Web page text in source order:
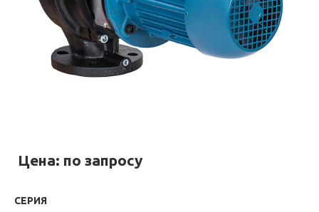
Цена: по запросу
СЕРИЯ